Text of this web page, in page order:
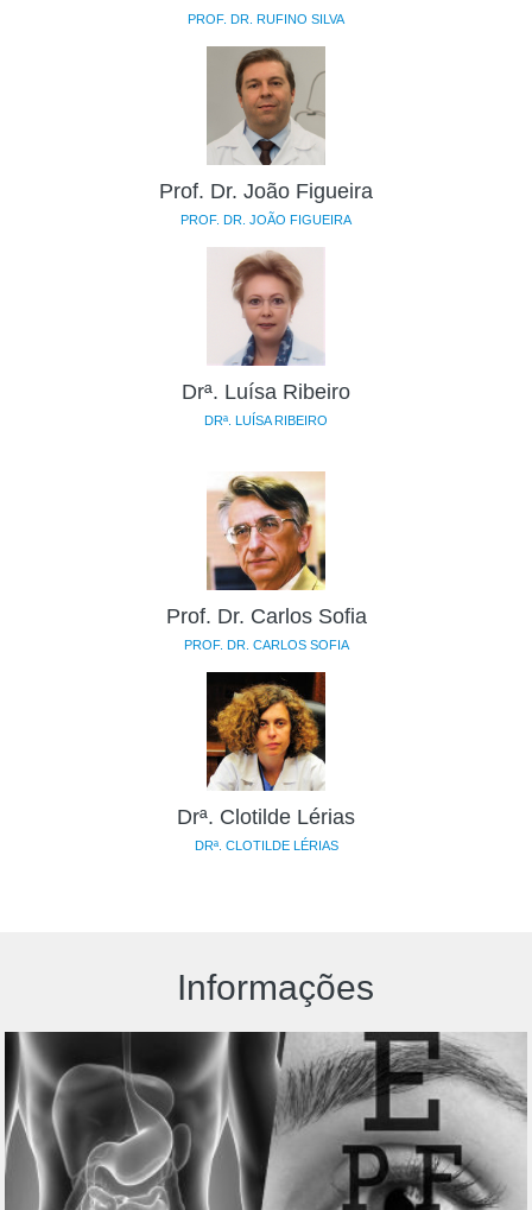
PROF. DR. RUFINO SILVA
Prof. Dr. João Figueira
PROF. DR. JOÃO FIGUEIRA
Drª. Luísa Ribeiro
DRª. LUÍSA RIBEIRO
Prof. Dr. Carlos Sofia
PROF. DR. CARLOS SOFIA
Drª. Clotilde Lérias
DRª. CLOTILDE LÉRIAS
Informações